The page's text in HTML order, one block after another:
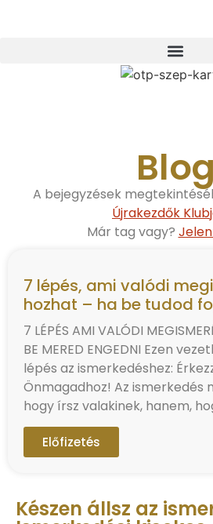
Blog
A bejegyzések
Újrakezdők
Már tag vagy?
7 lépés, ami valódi
hozhat – ha be tudod
7 LÉPÉS AMI VALÓDI
BE MERED ENGEDNI Ezen
lépés az ismerkedéshez:
Önmagadhoz! Az ismerkedés
hogy írsz valakinek, hanem,
Előfizetés
Készen állsz az